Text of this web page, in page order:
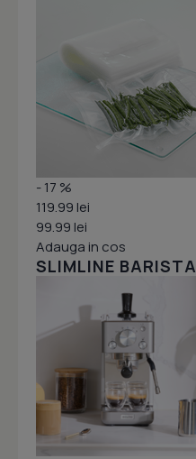
- 17 %
119.99 lei
99.99 lei
Adauga in cos
SLIMLINE BARISTA